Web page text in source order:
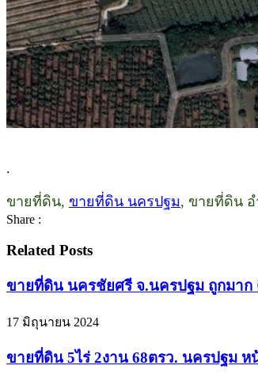
.
ขายที่ดิน, ขายที่ดิน นครปฐม, ขายที่ดิน อ
Share :
Related Posts
ขายที่ดิน นครชัยศรี จ.นครปฐม ถูกมาก
17 มิถุนายน 2024
ขายที่ดิน 5ไร่ 2งาน 68ตรว. นครปฐม ห